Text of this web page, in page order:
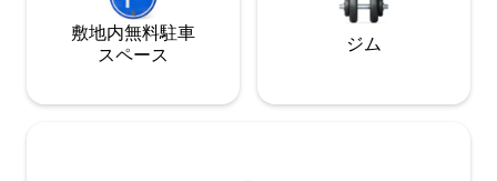
敷地内無料駐⁠車
ス⁠ペ⁠ー⁠ス
ジム